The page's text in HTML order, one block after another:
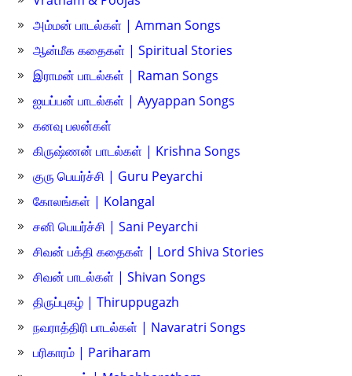
அம்மன் பாடல்கள் | Amman Songs
ஆன்மீக கதைகள் | Spiritual Stories
இராமன் பாடல்கள் | Raman Songs
ஐயப்பன் பாடல்கள் | Ayyappan Songs
கனவு பலன்கள்
கிருஷ்ணன் பாடல்கள் | Krishna Songs
குரு பெயர்ச்சி | Guru Peyarchi
கோலங்கள் | Kolangal
சனி பெயர்ச்சி | Sani Peyarchi
சிவன் பக்தி கதைகள் | Lord Shiva Stories
சிவன் பாடல்கள் | Shivan Songs
திருப்புகழ் | Thiruppugazh
நவராத்திரி பாடல்கள் | Navaratri Songs
பரிகாரம் | Pariharam